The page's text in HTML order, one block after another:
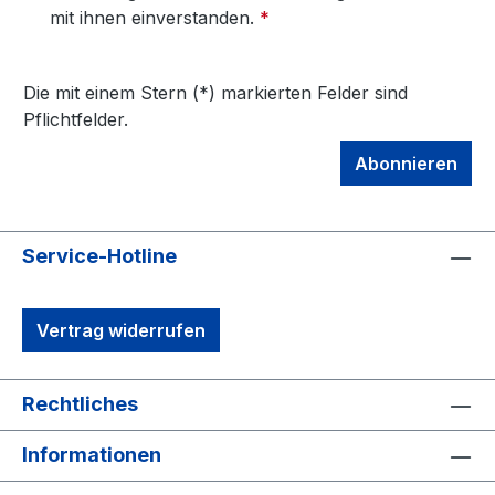
mit ihnen einverstanden. *
Die mit einem Stern (*) markierten Felder sind
Pflichtfelder.
Abonnieren
Service-Hotline
Vertrag widerrufen
Rechtliches
Informationen